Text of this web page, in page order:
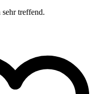
treffend.